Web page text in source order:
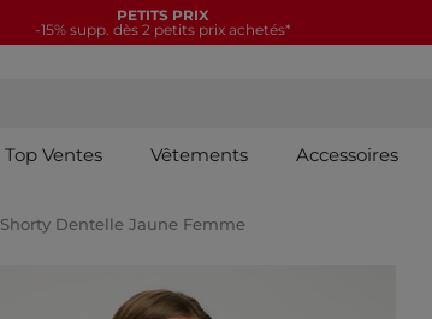
PETITS PRIX
-15% supp. dès 2 petits prix achetés*
Top Ventes Vêtements Accessoires
Shorty Dentelle Jaune Femme